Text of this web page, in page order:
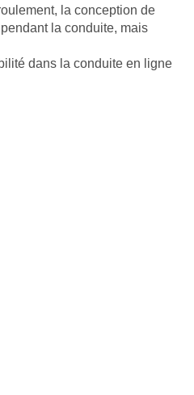
la conception de
la conduite, mais
dans la conduite en ligne